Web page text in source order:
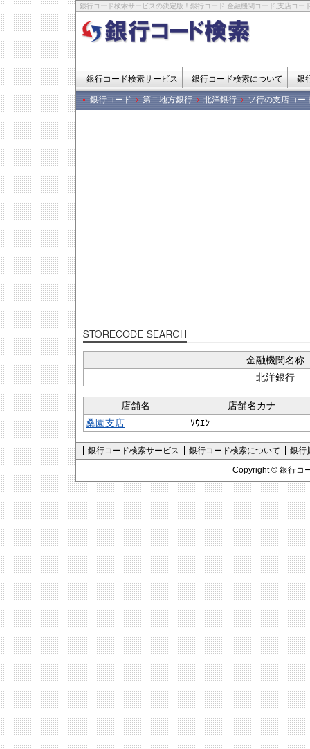
銀行コード検索サービスの決定版！銀行コード,金融機関コード,支店コー
銀行コード検索サービス 銀行コード検索について 銀
銀行コード 第ニ地方銀行 北洋銀行 ソ行の支店コー
金融機関名称
北洋銀行
店舗名
店舗名カナ
桑園支店
ｿｳｴﾝ
銀行コード検索サービス 銀行コード検索について
銀行
Copyright © 銀行コ